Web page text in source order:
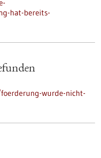
hat-bereits-
wurde-nicht-